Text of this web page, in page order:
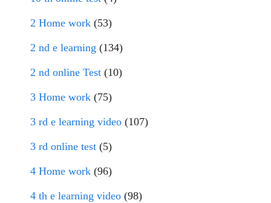
2 Home work (53)
2 nd e learning (134)
2 nd online Test (10)
3 Home work (75)
3 rd e learning video (107)
3 rd online test (5)
4 Home work (96)
4 th e learning video (98)